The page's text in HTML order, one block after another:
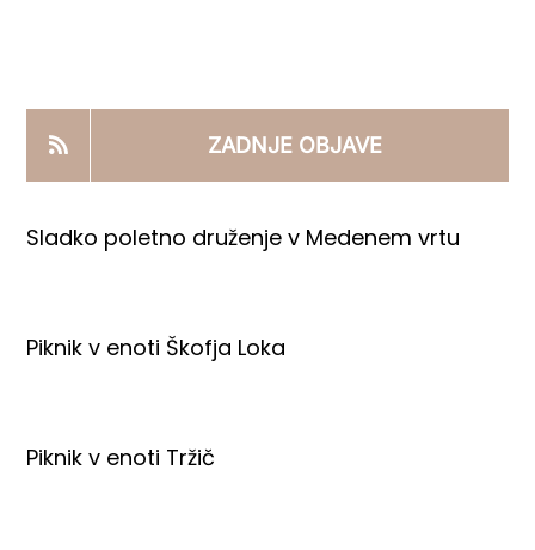
PRODAJNI IZDELKI
AKTUALNO
ZADNJE OBJAVE
Sladko poletno druženje v Medenem vrtu
Piknik v enoti Škofja Loka
Piknik v enoti Tržič